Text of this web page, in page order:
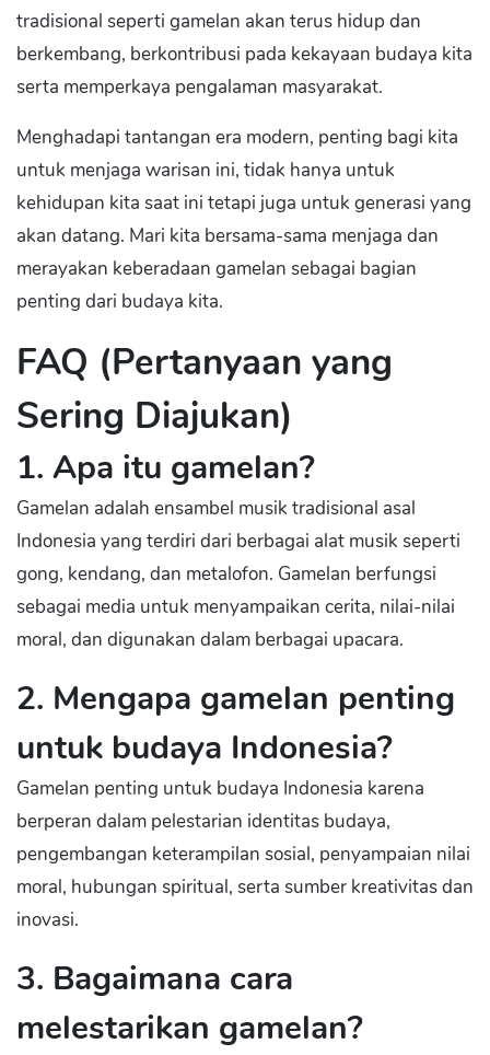
tradisional seperti gamelan akan terus hidup dan
berkembang, berkontribusi pada kekayaan budaya kita
serta memperkaya pengalaman masyarakat.
Menghadapi tantangan era modern, penting bagi kita
untuk menjaga warisan ini, tidak hanya untuk
kehidupan kita saat ini tetapi juga untuk generasi yang
akan datang. Mari kita bersama-sama menjaga dan
merayakan keberadaan gamelan sebagai bagian
penting dari budaya kita.
FAQ (Pertanyaan yang
Sering Diajukan)
1. Apa itu gamelan?
Gamelan adalah ensambel musik tradisional asal
Indonesia yang terdiri dari berbagai alat musik seperti
gong, kendang, dan metalofon. Gamelan berfungsi
sebagai media untuk menyampaikan cerita, nilai-nilai
moral, dan digunakan dalam berbagai upacara.
2. Mengapa gamelan penting
untuk budaya Indonesia?
Gamelan penting untuk budaya Indonesia karena
berperan dalam pelestarian identitas budaya,
pengembangan keterampilan sosial, penyampaian nilai
moral, hubungan spiritual, serta sumber kreativitas dan
inovasi.
3. Bagaimana cara
melestarikan gamelan?